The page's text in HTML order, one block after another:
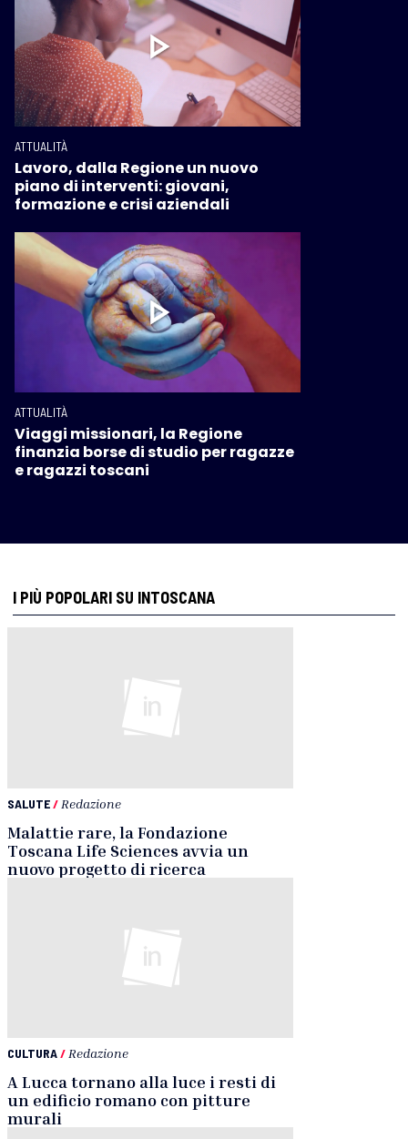
ATTUALITÀ
Lavoro, dalla Regione un nuovo
piano di interventi: giovani,
formazione e crisi aziendali
ATTUALITÀ
Viaggi missionari, la Regione
finanzia borse di studio per ragazze
e ragazzi toscani
I PIÙ POPOLARI SU INTOSCANA
SALUTE/ Redazione
Malattie rare, la Fondazione
Toscana Life Sciences avvia un
nuovo progetto di ricerca
CULTURA/ Redazione
A Lucca tornano alla luce i resti di
un edificio romano con pitture
murali